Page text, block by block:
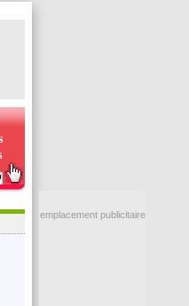
emplacement publicitaire